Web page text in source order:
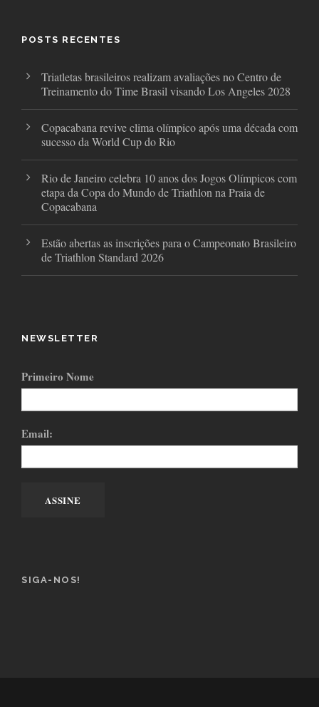
k
a
POSTS RECENTES
Triatletas brasileiros realizam avaliações no Centro de
Treinamento do Time Brasil visando Los Angeles 2028
Copacabana revive clima olímpico após uma década com
sucesso da World Cup do Rio
Rio de Janeiro celebra 10 anos dos Jogos Olímpicos com
etapa da Copa do Mundo de Triathlon na Praia de
Copacabana
Estão abertas as inscrições para o Campeonato Brasileiro
de Triathlon Standard 2026
NEWSLETTER
Primeiro Nome
Email:
SIGA-NOS!